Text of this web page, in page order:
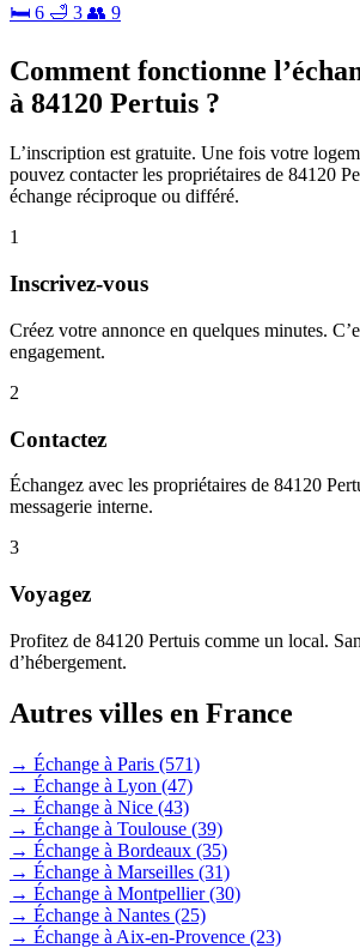
🛏 6 🛁 3 👥 9
Comment fonctionne
à 84120 Pertuis ?
L’inscription est gratuite. Une fois votre
pouvez contacter les propriétaires de 84120
échange réciproque ou différé.
1
Inscrivez-vous
Créez votre annonce en quelques minutes.
engagement.
2
Contactez
Échangez avec les propriétaires de 84120
messagerie interne.
3
Voyagez
Profitez de 84120 Pertuis comme un local.
d’hébergement.
Autres villes en France
→ Échange à Paris (571)
→ Échange à Lyon (47)
→ Échange à Nice (43)
→ Échange à Toulouse (39)
→ Échange à Bordeaux (35)
→ Échange à Marseilles (31)
→ Échange à Montpellier(30)
→ Échange à Nantes (25)
→ Échange à Aix-en-Provence (23)